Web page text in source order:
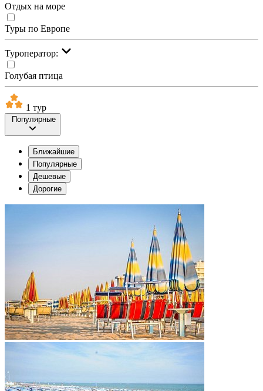
Отдых на море
Туры по Европе
Туроператор:
Голубая птица
1 тур
Популярные
Ближайшие
Популярные
Дешевые
Дорогие